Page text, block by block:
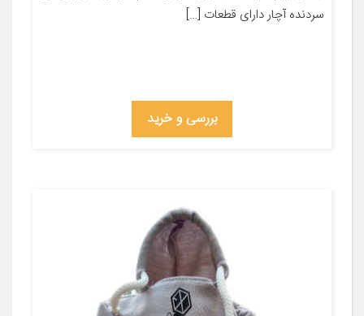
سردنده آچار دارای قطعات […]
بررسی و خرید